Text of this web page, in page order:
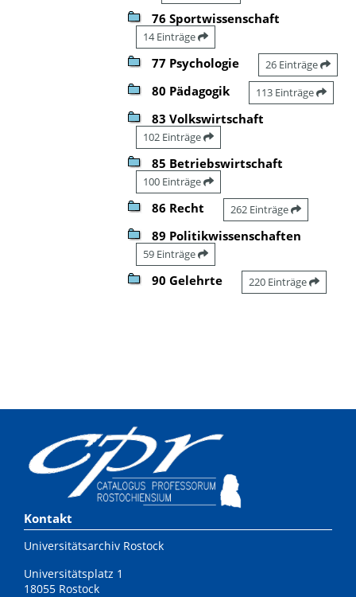
76 Sportwissenschaft
14 Einträge
77 Psychologie 26 Einträge
80 Pädagogik 113 Einträge
83 Volkswirtschaft
102 Einträge
85 Betriebswirtschaft
100 Einträge
86 Recht 262 Einträge
89 Politikwissenschaften
59 Einträge
90 Gelehrte 220 Einträge
Kontakt
Universitätsarchiv Rostock
Universitätsplatz 1
18055 Rostock